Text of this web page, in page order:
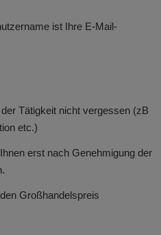
ist Ihre E-Mail-
Tätigkeit nicht vergessen (zB
etc.)
erst nach Genehmigung der
Großhandelspreis